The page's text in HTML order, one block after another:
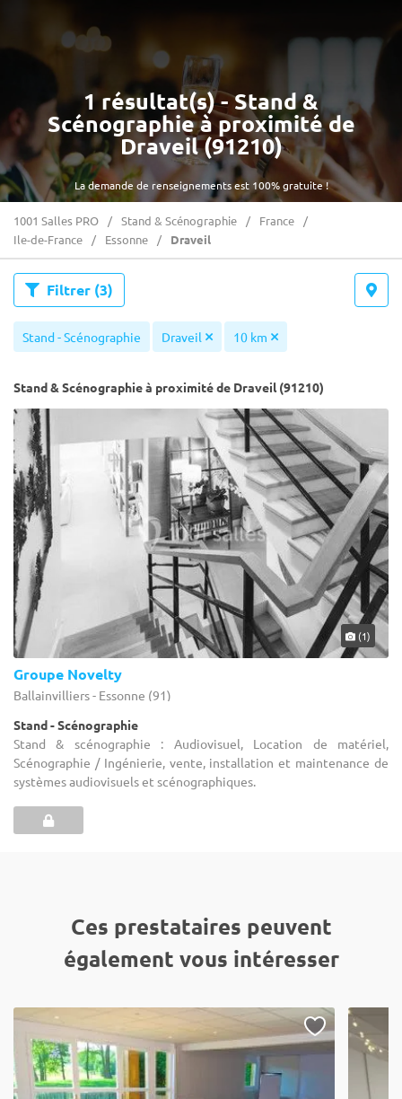
La demande de renseignements est 100% gratuite !
1 résultat(s) - Stand &
Scénographie à proximité de
Draveil (91210)
1001 Salles PRO Stand & Scénographie
France
Ile-de-France
Essonne Draveil
Filtrer (3)
Stand - Scénographie Draveil 10 km
Stand & Scénographie à proximité de Draveil (91210)
(1)
Groupe Novelty
Ballainvilliers - Essonne (91)
Stand - Scénographie
Stand & scénographie : Audiovisuel, Location de matériel,
Scénographie / Ingénierie, vente, installation et maintenance de
systèmes audiovisuels et scénographiques.
Ces prestataires peuvent
également vous intéresser